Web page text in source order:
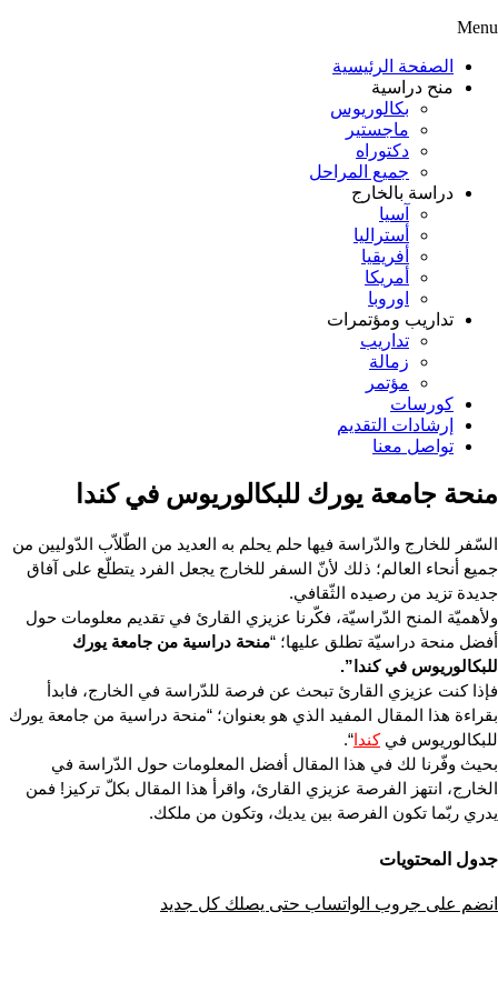
Menu
الصفحة الرئيسية
منح دراسية
بكالوريوس
ماجستير
دكتوراه
جميع المراحل
دراسة بالخارج
آسيا
أستراليا
أفريقيا
أمريكا
اوروبا
تداريب ومؤتمرات
تداريب
زمالة
مؤتمر
كورسات
إرشادات التقديم
تواصل معنا
منحة جامعة يورك للبكالوريوس في كندا
جديدة تزيد من رصيده الثّقافي.
أفضل منحة دراسيّة تطلق عليها؛ “
للبكالوريوس في كندا”.
للبكالوريوس في كندا “.
يدري ربّما تكون الفرصة بين يديك، وتكون من ملكك.
جدول المحتويات
انضم على جروب الواتساب حتى يصلك كل جديد